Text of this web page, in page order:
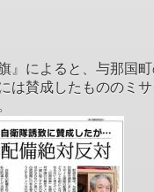
』によると、与那国
は賛成したもののミ